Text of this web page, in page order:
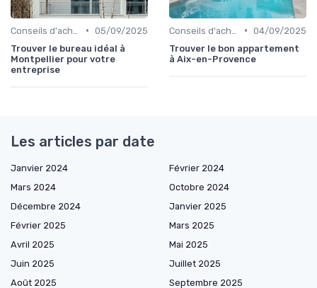
• 05/09/2025
Trouver le bureau idéal à
Montpellier pour votre
entreprise
• 04/09/2025
Trouver le bon appartement
à Aix-en-Provence
Les articles par date
Janvier 2024
Février 2024
Mars 2024
Octobre 2024
Décembre 2024
Janvier 2025
Février 2025
Mars 2025
Avril 2025
Mai 2025
Juin 2025
Juillet 2025
Août 2025
Septembre 2025